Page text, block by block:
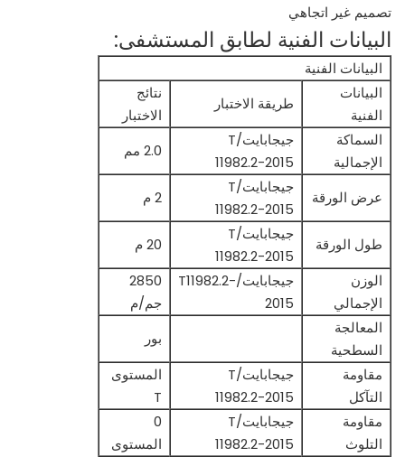
تصميم غير اتجاهي
البيانات الفنية لطابق المستشفى:
البيانات الفنية
البيانات
الفنية
طريقة الاختبار
نتائج
الاختبار
السماكة
الإجمالية
جيجابايت/T
11982.2-2015
2.0 مم
عرض الورقة
جيجابايت/T
11982.2-2015
2 م
طول الورقة
جيجابايت/T
11982.2-2015
20 م
الوزن
الإجمالي
جيجابايت/T11982.2-
2015
2850
جم/م
المعالجة
السطحية
بور
مقاومة
التآكل
جيجابايت/T
11982.2-2015
المستوى
T
مقاومة
التلوث
جيجابايت/T
11982.2-2015
0
المستوى